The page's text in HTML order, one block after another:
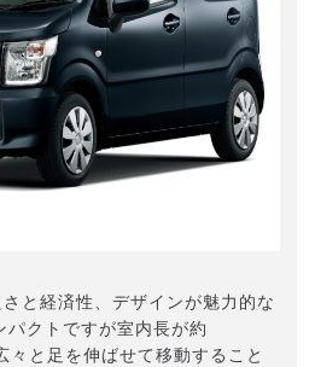
と経済性、デザインが魅力的な
パクトですが室内長が約
と足を伸ばせて移動すること